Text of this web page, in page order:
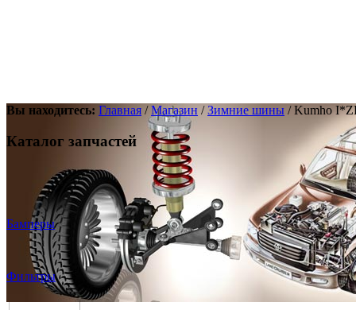
Вы находитесь: Главная /Магазин /Зимние шины / Kumho
Каталог запчастей
Бамперы
Фильтры